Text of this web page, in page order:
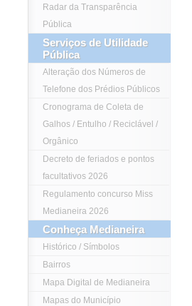
Radar da Transparência
Pública
Serviços de Utilidade
Pública
Alteração dos Números de
Telefone dos Prédios Públicos
Cronograma de Coleta de
Galhos / Entulho / Reciclável /
Orgânico
Decreto de feriados e pontos
facultativos 2026
Regulamento concurso Miss
Medianeira 2026
Conheça Medianeira
Histórico / Símbolos
Bairros
Mapa Digital de Medianeira
Mapas do Município